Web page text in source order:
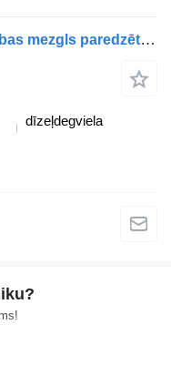
Volvo 20745552 hidraulikas vadības mezgls paredzēts Scania K-Series (01.06-) autobusa
dīzeļdegviela